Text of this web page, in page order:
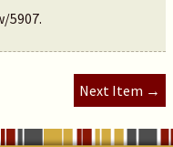
5907.
Next Item →